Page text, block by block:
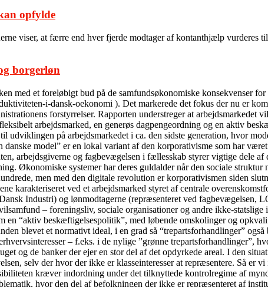
opfylde
viser, at færre end hver fjerde modtager af kontanthjælp vurderes
borgerløn
med et foreløbigt bud på de samfundsøkonomiske konsekvenser
i-dansk-oekonomi ). Det markerede det fokus der nu er
forstyrrelser. Rapporten understreger at
arbejdsmarked, en generøs dagpengeordning og en aktiv
udviklingen på arbejdsmarkedet i ca. den sidste generation, hvor
danske model” er en lokal variant af den korporativisme som har
arbejdsgiverne og fagbevægelsen i fællesskab styrer vigtige dele
Økonomiske systemer har deres guldalder når den sociale
men med den digitale revolution er korporativismen siden
karakteriseret ved et arbejdsmarked styret af centrale
Industri) og lønmodtagerne (repræsenteret ved fagbevægelsen,
– foreningsliv, sociale organisationer og andre ikke-
en “aktiv beskæftigelsespolitik”, med løbende omskolinger og
blevet et normativt ideal, i en grad så “trepartsforhandlinger”
– f.eks. i de nylige ”grønne trepartsforhandlinger”,
og de banker der ejer en stor del af det opdyrkede areal. I den
selv der hvor der ikke er klasseinteresser at repræsentere. Så
kræver indordning under det tilknyttede kontrolregime af
hvor den del af befolkningen der ikke er repræsenteret af